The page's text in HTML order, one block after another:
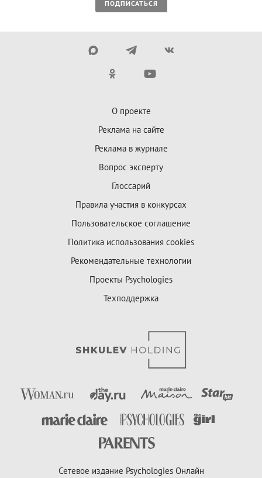
ПОДПИСАТЬСЯ
О проекте
Реклама на сайте
Реклама в журнале
Вопрос эксперту
Глоссарий
Правила участия в конкурсах
Пользовательское соглашение
Политика использования cookies
Рекомендательные технологии
Проекты Psychologies
Техподдержка
Сетевое издание Psychologies Онлайн